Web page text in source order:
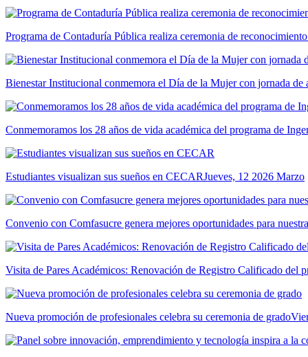
Programa de Contaduría Pública realiza ceremonia de
Bienestar Institucional conmemora el Día de la Mujer con jornada de
Conmemoramos los 28 años de vida académica del programa de
Estudiantes visualizan sus sueños en CECARJueves, 12 2026 Marzo
Convenio con Comfasucre genera mejores oportunidades para
Visita de Pares Académicos: Renovación de Registro Calificado del
Nueva promoción de profesionales celebra su ceremonia de grado